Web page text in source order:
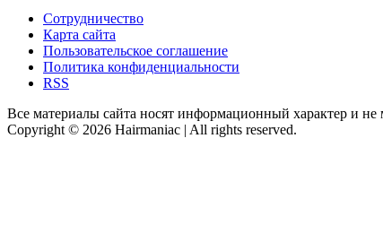
Сотрудничество
Карта сайта
Пользовательское соглашение
Политика конфиденциальности
RSS
Все материалы сайта носят информационный характер и не
Copyright © 2026 Hairmaniac | All rights reserved.